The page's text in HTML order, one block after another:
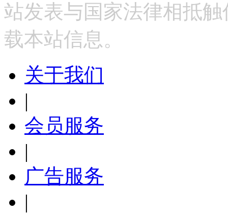
站发表与国家法律相抵
载本站信息。
关于我们
|
会员服务
|
广告服务
|